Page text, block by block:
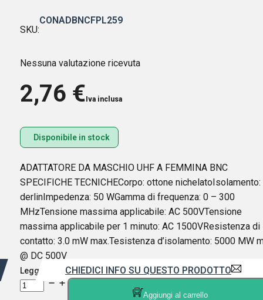
SKU:
CONADBNCFPL259
Nessuna valutazione ricevuta
2,76 € Iva inclusa
Disponibile in stock
ADATTATORE DA MASCHIO UHF A FEMMINA BNC
SPECIFICHE TECNICHECorpo: ottone nichelatoIsolamento:
derlinImpedenza: 50 WGamma di frequenza: 0 – 300
MHzTensione massima applicabile: AC 500VTensione
massima applicabile per 1 minuto: AC 1500VResistenza di
contatto: 3.0 mW max.Tesistenza d’isolamento: 5000 MW
@ DC 500V
Leggi di più CHIEDICI INFO SU QUESTO PRODOTTO
CONNETTORE
Aggiungi al carrello